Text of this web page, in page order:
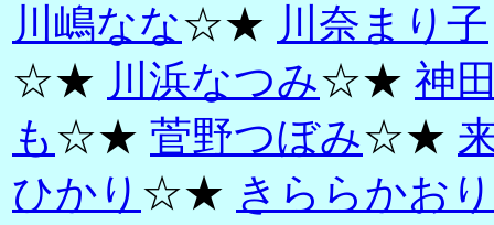
川嶋なな☆★ 川奈まり子
☆★ 川浜なつみ☆★ 神
も ☆★ 菅野つぼみ☆★
ひかり ☆★ きららかおり